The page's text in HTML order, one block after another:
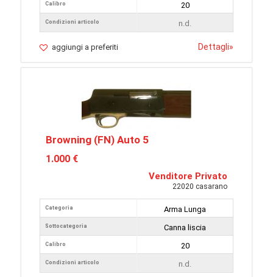
Calibro
Condizioni articolo
20
n.d.
aggiungi a preferiti Dettagli»
Browning (FN) Auto 5
1.000 €
Venditore Privato
22020 casarano
Categoria
Sottocategoria
Calibro
Condizioni articolo
Arma Lunga
Canna liscia
20
n.d.